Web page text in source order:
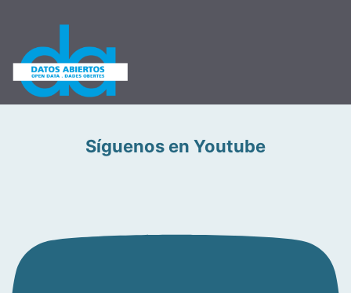
Síguenos en Youtube